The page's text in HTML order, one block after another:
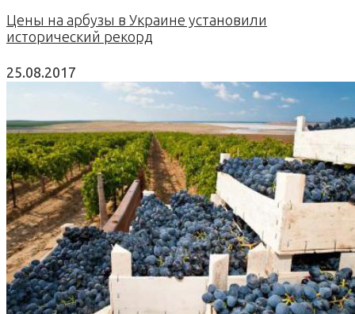
Цены на арбузы в Украине установили
исторический рекорд
25.08.2017